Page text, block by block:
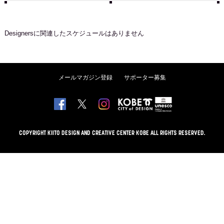
Designersに関連したスケジュールはありません
メールマガジン登録 サポーター募集
COPYRIGHT KIITO DESIGN AND CREATIVE CENTER KOBE ALL RIGHTS RESERVED.